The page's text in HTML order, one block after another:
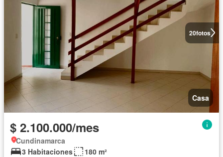
20fotos
Casa
$ 2.100.000/mes
Cundinamarca
3 Habitaciones
180 m²